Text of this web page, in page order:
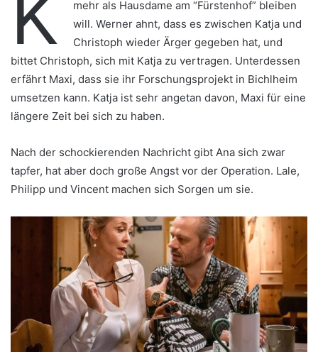
mehr als Hausdame am “Fürstenhof” bleiben
will. Werner ahnt, dass es zwischen Katja und
Christoph wieder Ärger gegeben hat, und
bittet Christoph, sich mit Katja zu vertragen. Unterdessen
erfährt Maxi, dass sie ihr Forschungsprojekt in Bichlheim
umsetzen kann. Katja ist sehr angetan davon, Maxi für eine
längere Zeit bei sich zu haben.
Nach der schockierenden Nachricht gibt Ana sich zwar
tapfer, hat aber doch große Angst vor der Operation. Lale,
Philipp und Vincent machen sich Sorgen um sie.